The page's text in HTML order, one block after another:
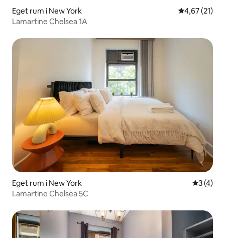
Eget rum i New York 4,67 av 5 i
4,67 (21)
Lamartine Chelsea 1A
Eget rum i New York 3 av 5 i
3 (4)
Lamartine Chelsea 5C